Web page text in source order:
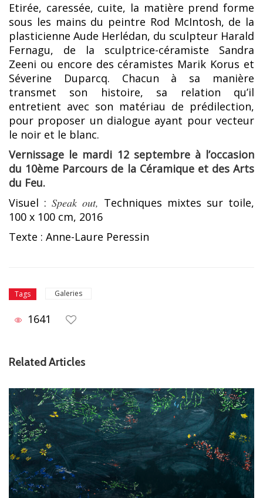
Etirée, caressée, cuite, la matière prend forme
sous les mains du peintre Rod McIntosh, de la
plasticienne Aude Herlédan, du sculpteur Harald
Fernagu, de la sculptrice-céramiste Sandra
Zeeni ou encore des céramistes Marik Korus et
Séverine Duparcq. Chacun à sa manière
transmet son histoire, sa relation qu’il
entretient avec son matériau de prédilection,
pour proposer un dialogue ayant pour vecteur
le noir et le blanc.
Vernissage le mardi 12 septembre à l’occasion
du 10ème Parcours de la Céramique et des Arts
du Feu.
Visuel : Speak out, Techniques mixtes sur toile,
100 x 100 cm, 2016
Texte : Anne-Laure Peressin
Tags Galeries
1641
Related Articles